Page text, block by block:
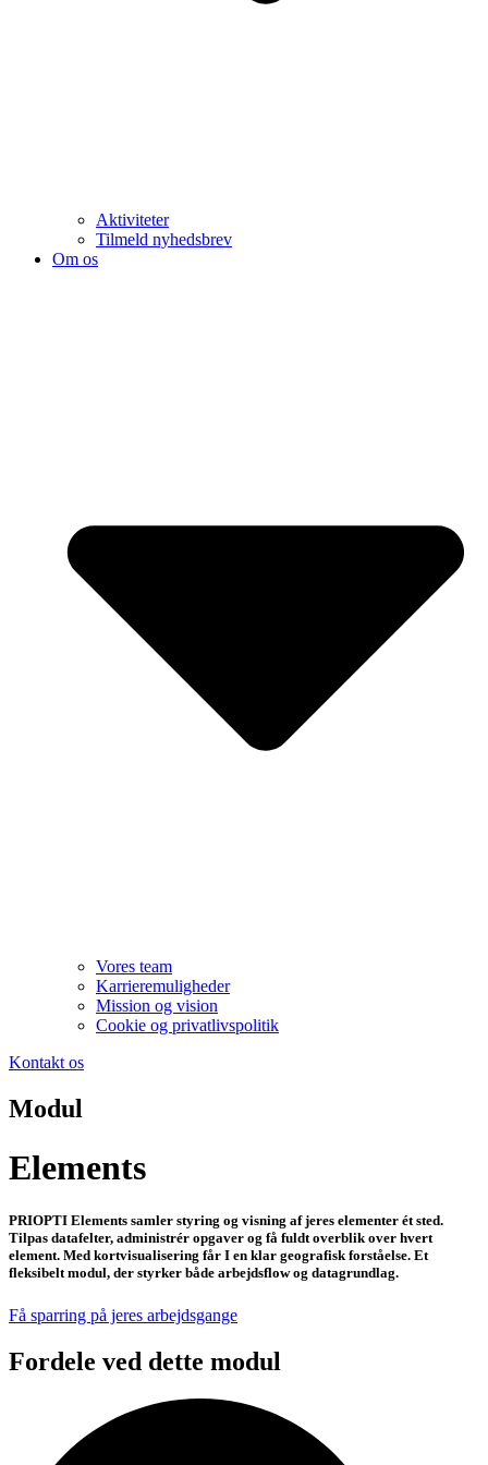
Aktiviteter
Tilmeld nyhedsbrev
Om os
Vores team
Karrieremuligheder
Mission og vision
Cookie og privatlivspolitik
Kontakt os
Modul
Elements
PRIOPTI Elements samler styring og visning af jeres elementer ét sted.
Tilpas datafelter, administrér opgaver og få fuldt overblik over hvert
element. Med kortvisualisering får I en klar geografisk forståelse. Et
fleksibelt modul, der styrker både arbejdsflow og datagrundlag.
Få sparring på jeres arbejdsgange
Fordele ved dette modul